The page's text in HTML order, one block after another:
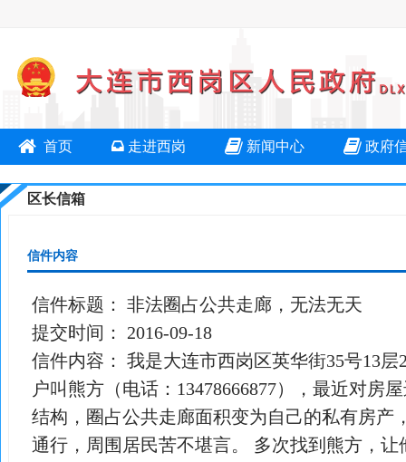
首页 走进西岗 新闻中心 政府
区长信箱
信件内容
信件标题： 非法圈占公共走廊，无法无天
提交时间：
2016-09-18
信件内容： 我是大连市西岗区英华街35号13
户叫熊方（电话：13478666877），最近对房
结构，圈占公共走廊面积变为自己的私有房产
通行，周围居民苦不堪言。 多次找到熊方，